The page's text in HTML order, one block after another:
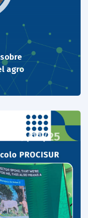
agro
19/11/25